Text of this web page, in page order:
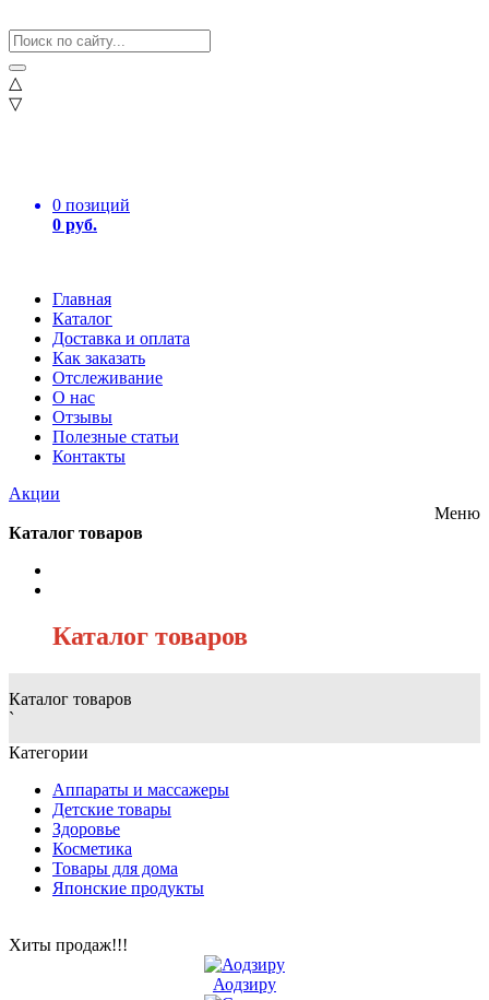
△
▽
0 позиций
0 руб.
Главная
Каталог
Доставка и оплата
Как заказать
Отслеживание
О нас
Отзывы
Полезные статьи
Контакты
Акции
Меню
Каталог товаров
Каталог товаров
Каталог товаров
`
Категории
Аппараты и массажеры
Детские товары
Здоровье
Косметика
Товары для дома
Японские продукты
Хиты продаж!!!
Аодзиру